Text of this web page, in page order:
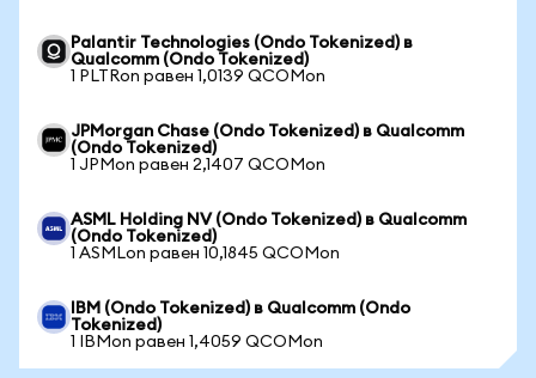
Palantir Technologies (Ondo Tokenized) в
Qualcomm (Ondo Tokenized)
1 PLTRon равен 1,0139 QCOMon
JPMorgan Chase (Ondo Tokenized) в Qualcomm
(Ondo Tokenized)
1 JPMon равен 2,1407 QCOMon
ASML Holding NV (Ondo Tokenized) в Qualcomm
(Ondo Tokenized)
1 ASMLon равен 10,1845 QCOMon
IBM (Ondo Tokenized) в Qualcomm (Ondo
Tokenized)
1 IBMon равен 1,4059 QCOMon